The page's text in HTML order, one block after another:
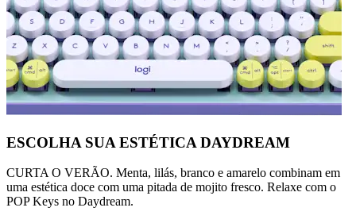
ESCOLHA SUA ESTÉTICA DAYDREAM
CURTA O VERÃO. Menta, lilás, branco e amarelo combinam em
uma estética doce com uma pitada de mojito fresco. Relaxe com o
POP Keys no Daydream.